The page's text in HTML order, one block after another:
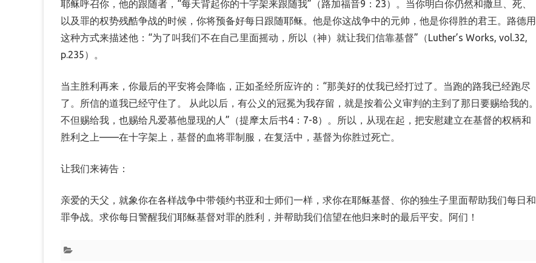
耶稣呼召你，他的跟随者，“每天背起你的十字架来跟随我”（路加福音9：23）。当你明白你仍然和撒旦、死、
以及罪的权势残酷争战的时候，你将预备好每日跟随耶稣。他是你这战争中的元帅，他是你得胜的君王。路德用
这种方式来描述他：“为了叫我们不在自己里面摇动，所以（神）就让我们信靠基督”（Luther’s Works, vol.32,
p.235）。
当主胜利再来，你最后的平安将会降临，正如圣经所应许的：“那美好的仗我已经打过了。当跑的路我已经跑尽
了。所信的道我已经守住了。 从此以后，有公义的冠冕为我存留，就是按着公义审判的主到了那日要赐给我的。
不但赐给我，也赐给凡爱慕他显现的人”（提摩太后书4：7-8）。所以，从现在起，把安慰建立在基督的权柄和
胜利之上——在十字架上，基督的血将罪制服，在复活中，基督为你胜过死亡。
让我们来祷告：
亲爱的天父，就象你在各样战争中带领约书亚和士师们一样，求你在耶稣基督、你的独生子里面帮助我们每日和
罪争战。求你每日警醒我们耶稣基督对罪的胜利，并帮助我们信望在他归来时的最后平安。阿们！